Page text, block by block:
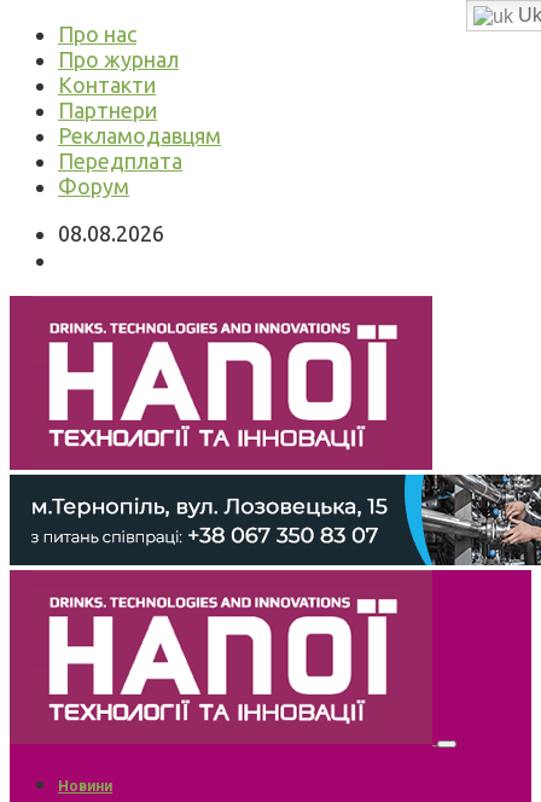
Про нас
Про журнал
Контакти
Партнери
Рекламодавцям
Передплата
Форум
08.08.2026
Новини